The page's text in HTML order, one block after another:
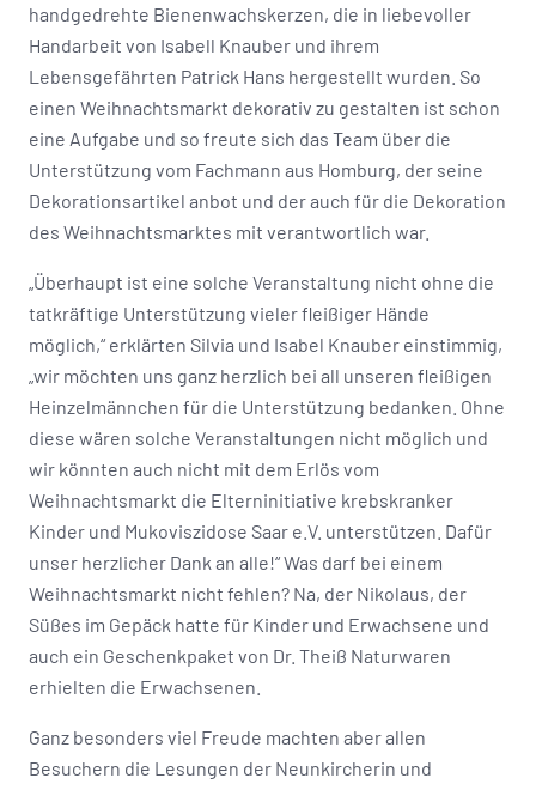
handgedrehte Bienenwachskerzen, die in liebevoller
Handarbeit von Isabell Knauber und ihrem
Lebensgefährten Patrick Hans hergestellt wurden. So
einen Weihnachtsmarkt dekorativ zu gestalten ist schon
eine Aufgabe und so freute sich das Team über die
Unterstützung vom Fachmann aus Homburg, der seine
Dekorationsartikel anbot und der auch für die Dekoration
des Weihnachtsmarktes mit verantwortlich war.
„Überhaupt ist eine solche Veranstaltung nicht ohne die
tatkräftige Unterstützung vieler fleißiger Hände
möglich,“ erklärten Silvia und Isabel Knauber einstimmig,
„wir möchten uns ganz herzlich bei all unseren fleißigen
Heinzelmännchen für die Unterstützung bedanken. Ohne
diese wären solche Veranstaltungen nicht möglich und
wir könnten auch nicht mit dem Erlös vom
Weihnachtsmarkt die Elterninitiative krebskranker
Kinder und Mukoviszidose Saar e.V. unterstützen. Dafür
unser herzlicher Dank an alle!“ Was darf bei einem
Weihnachtsmarkt nicht fehlen? Na, der Nikolaus, der
Süßes im Gepäck hatte für Kinder und Erwachsene und
auch ein Geschenkpaket von Dr. Theiß Naturwaren
erhielten die Erwachsenen.
Ganz besonders viel Freude machten aber allen
Besuchern die Lesungen der Neunkircherin und